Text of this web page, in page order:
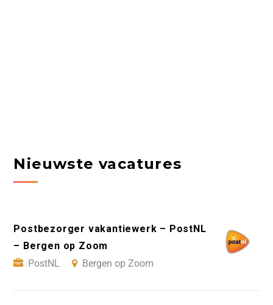
Nieuwste vacatures
Postbezorger vakantiewerk – PostNL
– Bergen op Zoom
PostNL
Bergen op Zoom